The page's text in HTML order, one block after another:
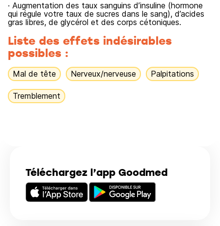
Téléchargez l’app Goodmed
· Augmentation des taux sanguins d’insuline (hormone
qui régule votre taux de sucres dans le sang), d’acides
gras libres, de glycérol et des corps cétoniques.
Liste des effets indésirables
possibles :
Mal de tête Nerveux/nerveuse Palpitations
Tremblement